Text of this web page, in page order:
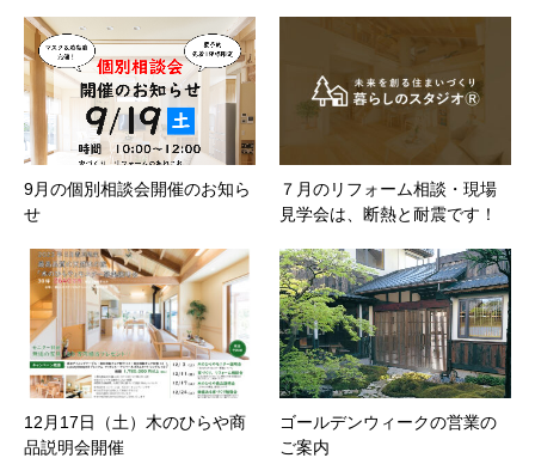
9月の個別相談会開催のお知ら
せ
７月のリフォーム相談・現場
見学会は、断熱と耐震です！
12月17日（土）木のひらや商
品説明会開催
ゴールデンウィークの営業の
ご案内